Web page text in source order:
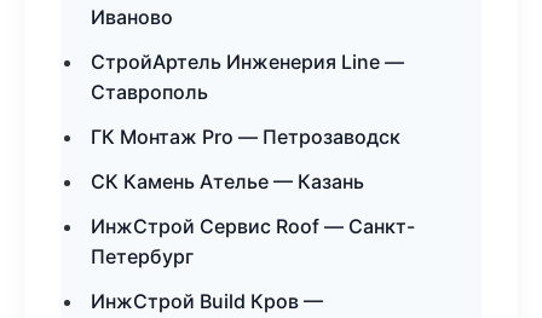
Иваново
СтройАртель Инженерия Line —
Ставрополь
ГК Монтаж Pro — Петрозаводск
СК Камень Ателье — Казань
ИнжСтрой Сервис Roof — Санкт-
Петербург
ИнжСтрой Build Кров —